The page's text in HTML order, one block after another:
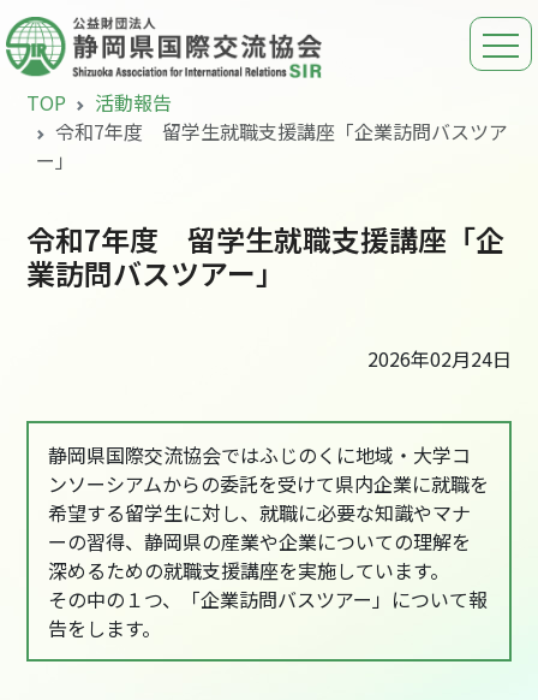
TOP
活動報告
令和7年度 留学生就職支援講座「企業訪問バスツア
ー」
令和7年度 留学生就職支援講座「企
業訪問バスツアー」
2026年02月24日
静岡県国際交流協会ではふじのくに地域・大学コ
ンソーシアムからの委託を受けて県内企業に就職を
希望する留学生に対し、就職に必要な知識やマナ
ーの習得、静岡県の産業や企業についての理解を
深めるための就職支援講座を実施しています。
その中の１つ、「企業訪問バスツアー」について報
告をします。